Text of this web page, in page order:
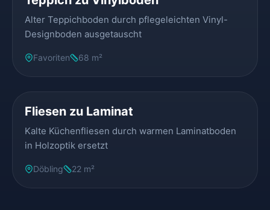
Alter Teppichboden durch pflegeleichten Vinyl-
Designboden ausgetauscht
Favoriten 68 m²
Fliesen zu Laminat
Kalte Küchenfliesen durch warmen Laminatboden
in Holzoptik ersetzt
Döbling 22 m²